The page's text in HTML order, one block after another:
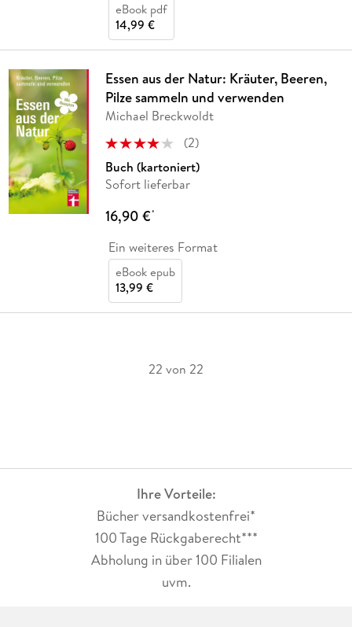
eBook pdf
14,99 €
Essen aus der Natur: Kräuter, Beeren,
Pilze sammeln und verwenden
Michael Breckwoldt
(2)
Buch (kartoniert)
Sofort lieferbar
16,90 €*
Ein weiteres Format
eBook epub
13,99 €
22 von 22
Ihre Vorteile:
Bücher versandkostenfrei*
100 Tage Rückgaberecht***
Abholung in über 100 Filialen
uvm.